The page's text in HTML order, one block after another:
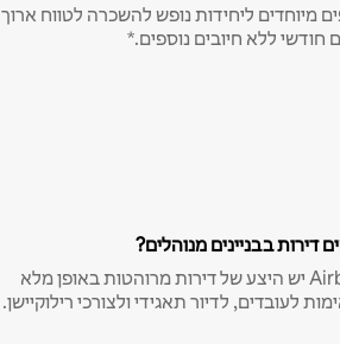
מיוחדים ליחידות נופש להשכרה לטווח ארוך
חודשי ללא חיובים נוספים.*
דירות בבניינים מנוהלים?
ב-Airbnb יש היצע של דירות מרוהטות באופן מלא
לעובדים, לדיור תאגידי ולצורכי רילוקיישן.